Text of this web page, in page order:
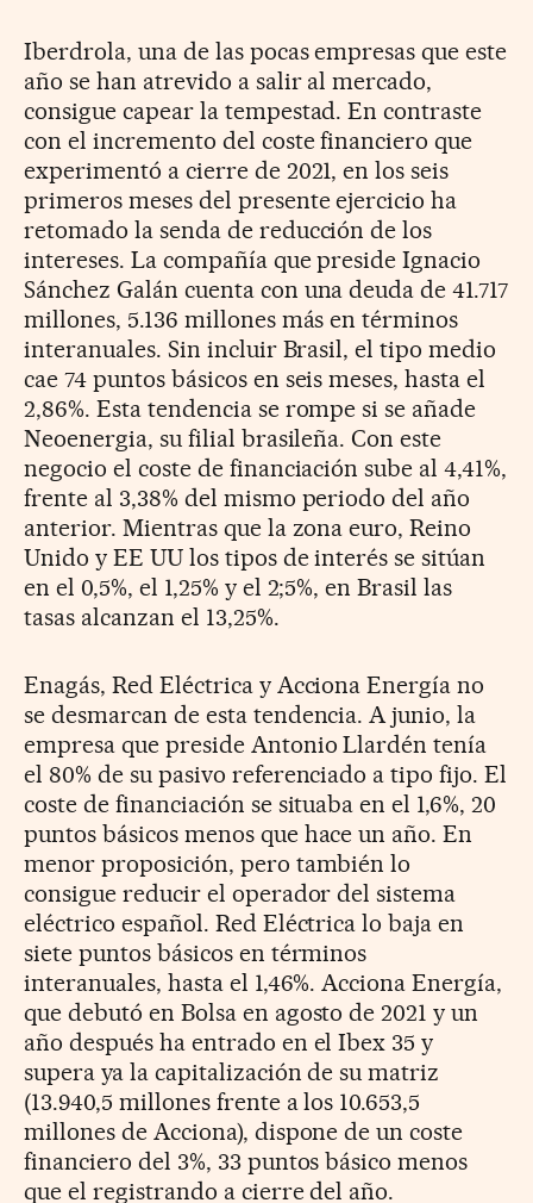
Iberdrola, una de las pocas empresas que este
año se han atrevido a salir al mercado,
consigue capear la tempestad. En contraste
con el incremento del coste financiero que
experimentó a cierre de 2021, en los seis
primeros meses del presente ejercicio ha
retomado la senda de reducción de los
intereses. La compañía que preside Ignacio
Sánchez Galán cuenta con una deuda de 41.717
millones, 5.136 millones más en términos
interanuales. Sin incluir Brasil, el tipo medio
cae 74 puntos básicos en seis meses, hasta el
2,86%. Esta tendencia se rompe si se añade
Neoenergia, su filial brasileña. Con este
negocio el coste de financiación sube al 4,41%,
frente al 3,38% del mismo periodo del año
anterior. Mientras que la zona euro, Reino
Unido y EE UU los tipos de interés se sitúan
en el 0,5%, el 1,25% y el 2;5%, en Brasil las
tasas alcanzan el 13,25%.
Enagás, Red Eléctrica y Acciona Energía no
se desmarcan de esta tendencia. A junio, la
empresa que preside Antonio Llardén tenía
el 80% de su pasivo referenciado a tipo fijo. El
coste de financiación se situaba en el 1,6%, 20
puntos básicos menos que hace un año. En
menor proposición, pero también lo
consigue reducir el operador del sistema
eléctrico español. Red Eléctrica lo baja en
siete puntos básicos en términos
interanuales, hasta el 1,46%. Acciona Energía,
que debutó en Bolsa en agosto de 2021 y un
año después ha entrado en el Ibex 35 y
supera ya la capitalización de su matriz
(13.940,5 millones frente a los 10.653,5
millones de Acciona), dispone de un coste
financiero del 3%, 33 puntos básico menos
que el registrando a cierre del año.